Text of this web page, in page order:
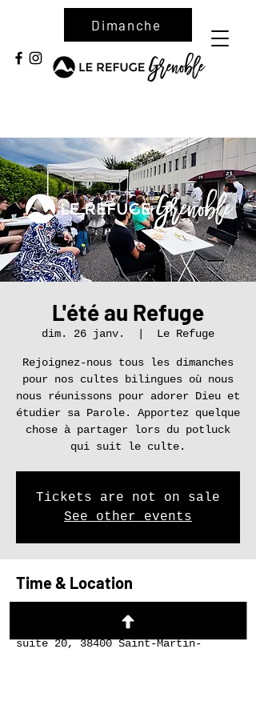
Dimanche
L'été au Refuge
dim. 26 janv. Le Refuge
Rejoignez-nous tous les dimanches
pour nos cultes bilingues où nous
nous réunissons pour adorer Dieu et
étudier sa Parole. Apportez quelque
chose à partager lors du potluck
qui suit le culte.
Tickets are not on sale
See other events
Time & Location
26 janv. 2025, 17:00 – 19:00
Le Refuge, 27 Rue du Tour de l'Eau
suite 20, 38400 Saint-Martin-